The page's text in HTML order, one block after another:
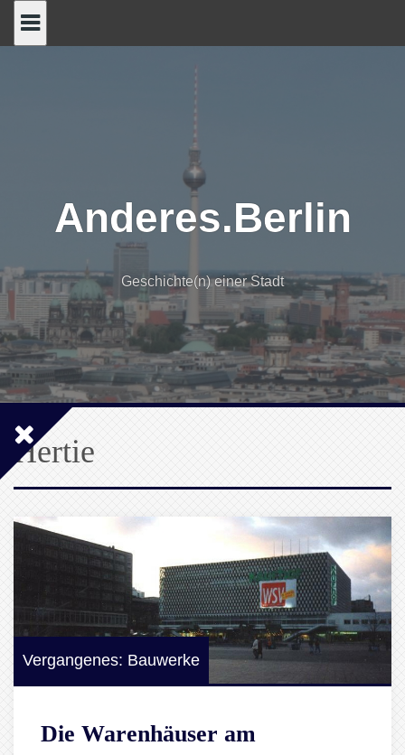
Anderes.Berlin
Geschichte(n) einer Stadt
Hertie
Vergangenes: Bauwerke
Die Warenhäuser am